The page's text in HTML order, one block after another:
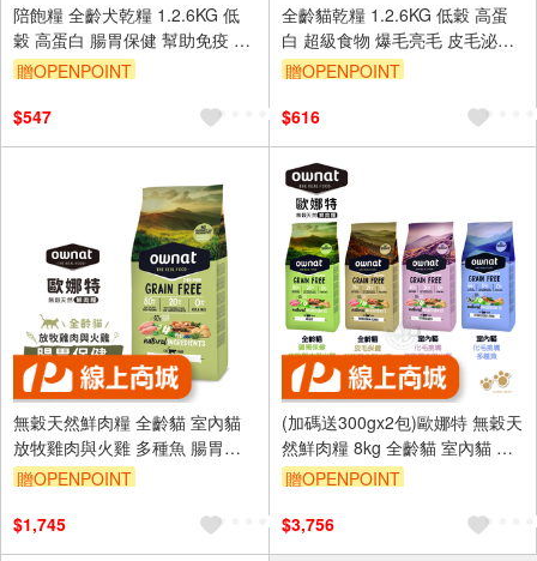
陪飽糧 全齡犬乾糧 1.2.6KG 低
穀 高蛋白 腸胃保健 幫助免疫 滋
補強身 犬飼料 陪心 送贈品
贈OPENPOINT
$547
全齡貓乾糧 1.2.6KG 低穀 高蛋
白 超級食物 爆毛亮毛 皮毛泌尿
保健 貓飼料 陪心
贈OPENPOINT
$616
無穀天然鮮肉糧 全齡貓 室內貓
放牧雞肉與火雞 多種魚 腸胃保
健 皮毛保健 化毛挑嘴 3kg
贈OPENPOINT
$1,745
(加碼送300gx2包)歐娜特 無穀天
然鮮肉糧 8kg 全齡貓 室內貓 放
牧雞肉與火雞 多種魚 腸胃保健
贈OPENPOINT
$3,756